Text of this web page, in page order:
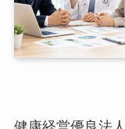
健康経営優良法